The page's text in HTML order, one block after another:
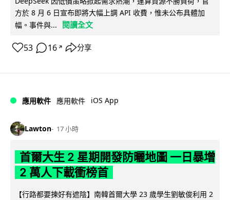
方於 8 月 6 日宣布即將大幅上調 API 收費，惟未公布具體加
幅。事件與...
閱讀全文
53 16 ↗ 分享
應用軟件 應用軟件 iOS App
Lawton 17 小時
首爾大生 2 星期開發防曬地圖 一日暴增
2 萬人下載衝榜首
【行路都要揀好有遮陰】南韓首爾大學 23 歲學生劉敏俊利用 2